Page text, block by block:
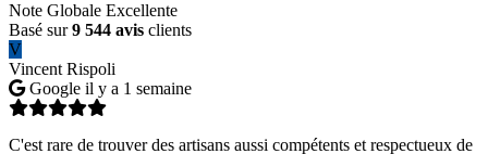
Note Globale Excellente
Basé sur9 544 avis clients
V
Vincent Rispoli
Google il y a 1 semaine
C'est rare de trouver des artisans aussi compétents et respectueux de